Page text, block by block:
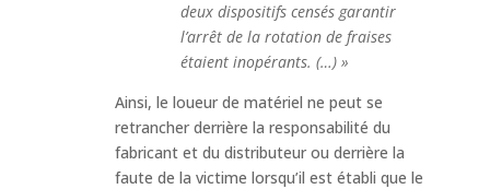
deux dispositifs censés garantir
l’arrêt de la rotation de fraises
étaient inopérants. (…) »
Ainsi, le loueur de matériel ne peut se
retrancher derrière la responsabilité du
fabricant et du distributeur ou derrière la
faute de la victime lorsqu’il est établi que le